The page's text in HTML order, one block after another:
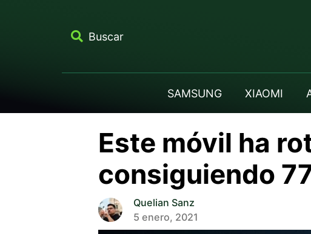
Buscar
SAMSUNG XIAOMI
Este móvil ha
consiguiendo
Quelian Sanz
5 enero, 2021